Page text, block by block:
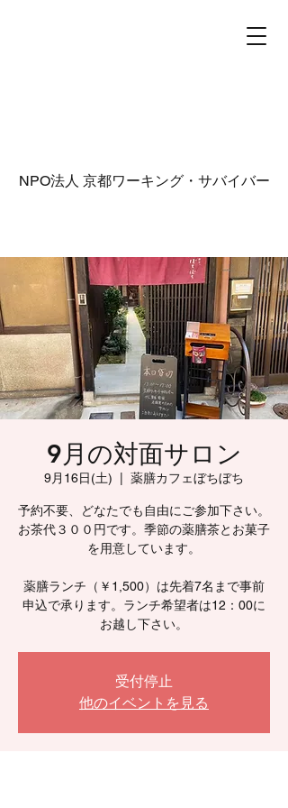
NPO法人 京都ワーキング・サバイバー
9月の対面サロン
9月16日(土) 薬膳カフェぼちぼち
予約不要、どなたでも自由にご参加下さい。
お茶代３００円です。季節の薬膳茶とお菓子
を用意しています。
薬膳ランチ（￥1,500）は先着7名まで事前
申込で承ります。ランチ希望者は12：00に
お越し下さい。
受付停止
他のイベントを見る